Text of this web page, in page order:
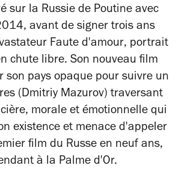
sur la Russie de Poutine avec
avant de signer trois ans
Faute d'amour, portrait
chute libre. Son nouveau film
son pays opaque pour suivre un
(Dmitriy Mazurov) traversant
morale et émotionnelle qui
existence et menace d'appeler
film du Russe en neuf ans,
à la Palme d'Or.